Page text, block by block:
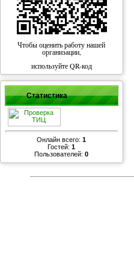
Чтобы оценить работу нашей
организации,
используйте QR-код
Статистика
Онлайн всего:1
Гостей:1
Пользователей:0